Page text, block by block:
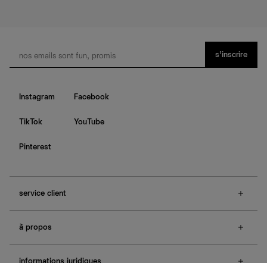
s’inscrire
Instagram Facebook
TikTok YouTube
Pinterest
service client
contactez-nous
guide des tailles
e-cartes cadeaux
à propos